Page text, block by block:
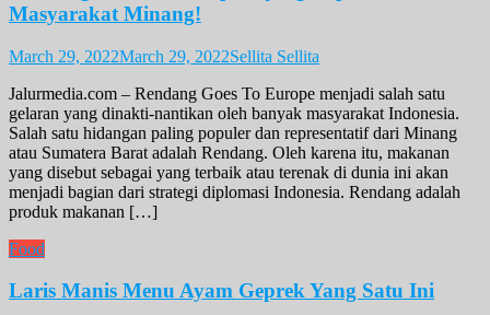
Masyarakat Minang!
March 29, 2022March 29, 2022Sellita Sellita
Jalurmedia.com – Rendang Goes To Europe menjadi salah satu
gelaran yang dinakti-nantikan oleh banyak masyarakat Indonesia.
Salah satu hidangan paling populer dan representatif dari Minang
atau Sumatera Barat adalah Rendang. Oleh karena itu, makanan
yang disebut sebagai yang terbaik atau terenak di dunia ini akan
menjadi bagian dari strategi diplomasi Indonesia. Rendang adalah
produk makanan […]
Food
Laris Manis Menu Ayam Geprek Yang Satu Ini